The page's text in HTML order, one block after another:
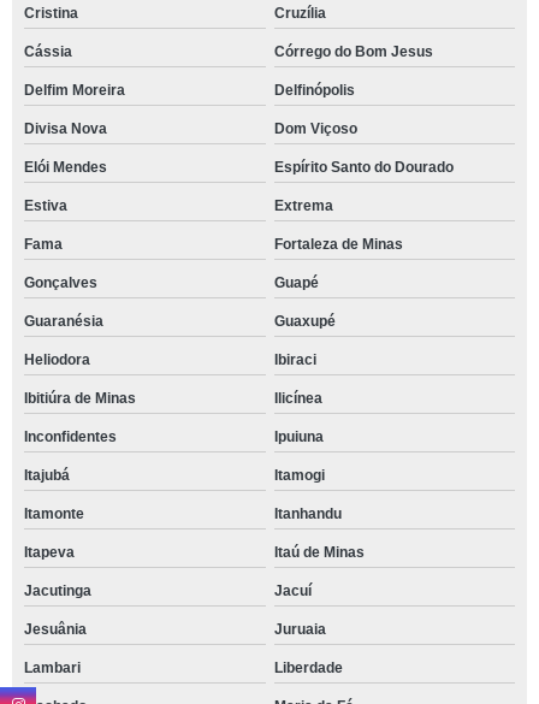
Cristina Cruzília
Cássia Córrego do Bom Jesus
Delfim Moreira Delfinópolis
Divisa Nova Dom Viçoso
Elói Mendes Espírito Santo do Dourado
Estiva Extrema
Fama Fortaleza de Minas
Gonçalves Guapé
Guaranésia Guaxupé
Heliodora Ibiraci
Ibitiúra de Minas Ilicínea
Inconfidentes Ipuiuna
Itajubá Itamogi
Itamonte Itanhandu
Itapeva Itaú de Minas
Jacutinga Jacuí
Jesuânia Juruaia
Lambari Liberdade